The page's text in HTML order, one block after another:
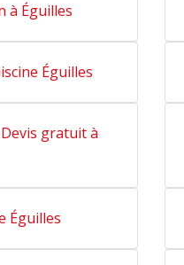
à Éguilles
Éguilles
gratuit à
Éguilles